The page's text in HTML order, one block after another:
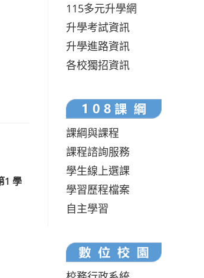
1 學
115多元升學網
升學考試資訊
升學進路資訊
各校獨招資訊
課綱與課程
課程諮詢服務
學生線上選課
學習歷程檔案
自主學習